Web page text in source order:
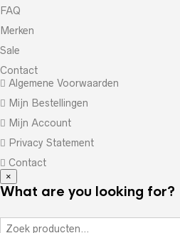
FAQ
Merken
Sale
Contact
Algemene Voorwaarden
Mijn Bestellingen
Mijn Account
Privacy Statement
Contact
×
What are you looking for?